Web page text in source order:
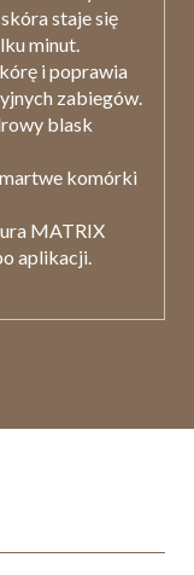
staje się
minut.
i poprawia
zabiegów.
blask
komórki
MATRIX
aplikacji.